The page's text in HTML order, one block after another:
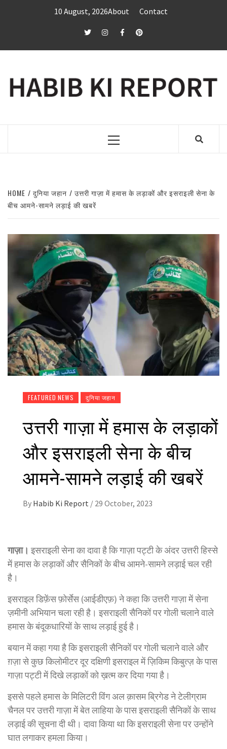
10 August, 2026About Contact
twitterInstagramFacebookPinterest
Primary
HOME दुनिया जहान
उत्तरी गाज़ा में हमास के लड़ाकों और इसराइली सेना के
बीच आमने-सामने लड़ाई की खबरें
FEATURED NEWS दुनिया जहान
उत्तरी गाज़ा में हमास के लड़ाकों
और इसराइली सेना के बीच
आमने-सामने लड़ाई की खबरें
By Habib Ki Report / 29 October, 2023
गाज़ा। इसराइली सेना का दावा है कि गाज़ा पट्टी के अंदर उत्तरी हिस्से
में हमास के लड़ाकों और सैनिकों के बीच आमने-सामने लड़ाई चल रही
है।
इसराइल डिफ़ेंस फ़ोर्सेस (आईडीएफ़) ने कहा कि उत्तरी गाज़ा में सेना
ज़मीनी अभियान चला रही है। इसराइली सैनिकों पर गोली चलाने वाले
हमास के बंदूकधारियों के साथ लड़ाई हुई है।
बयान में कहा गया है कि इसराइली सैनिकों पर गोली चलाने वाले और
ग़ज़ा से कुछ किलोमीटर दूर दक्षिणी इसराइल में ज़िकिम किबुत्ज़ के पास
गाज़ा पट्टी में दिखे लड़ाकों को ख़त्म कर दिया गया है।
इससे पहले हमास के मिलिटरी विंग अल क़ासम ब्रिगेड ने टेलीग्राम
चैनल पर उत्तरी गाज़ा में बेत लाहिया के पास इसराइली सैनिकों के साथ
लड़ाई की सूचना दी थी। दावा किया था कि इसराइली सेना पर उन्होंने
घात लगाकर हमला किया।